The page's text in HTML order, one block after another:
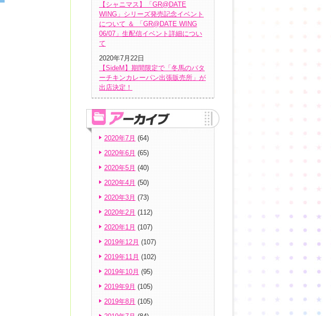
【シャニマス】「GR@DATE
WING」シリーズ発売記念イベント
について ＆ 「GR@DATE WING
06/07」生配信イベント詳細につい
て
2020年7月22日
【SideM】期間限定で「冬馬のバタ
ーチキンカレーパン出張販売所」が
出店決定！
2020年7月 (64)
2020年6月 (65)
2020年5月 (40)
2020年4月 (50)
2020年3月 (73)
2020年2月 (112)
2020年1月 (107)
2019年12月 (107)
2019年11月 (102)
2019年10月 (95)
2019年9月 (105)
2019年8月 (105)